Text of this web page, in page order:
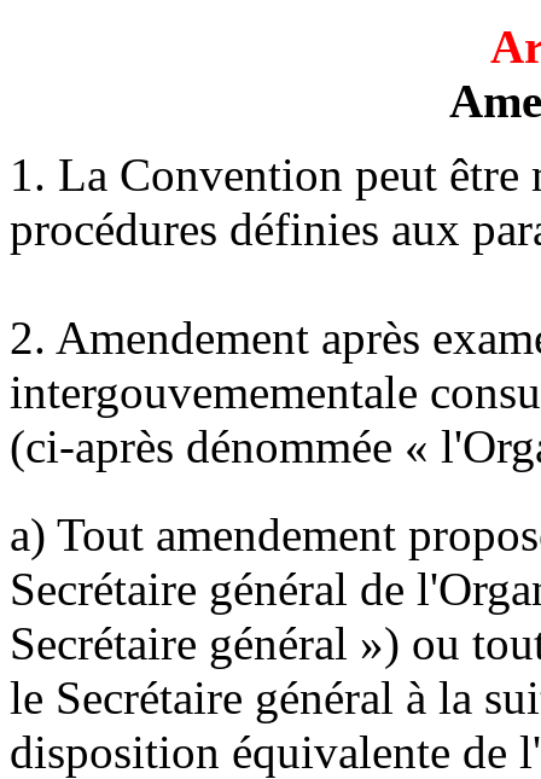
1. La Convention peut
procédures définies aux
2. Amendement après
intergouvemementale
(ci-après dénommée «
a) Tout amendement
Secrétaire général de
Secrétaire général ») ou
le Secrétaire général à la
disposition équivalente de